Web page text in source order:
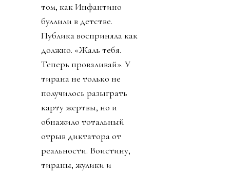
том, как Инфантино
буллили в детстве.
Публика восприняла как
должно. «Жаль тебя.
Теперь проваливай». У
тирана не только не
получилось разыграть
карту жертвы, но и
обнажило тотальный
отрыв диктатора от
реальности. Воистину,
тираны, жулики и